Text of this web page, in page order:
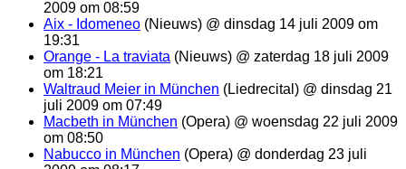
2009 om 08:59
Aix - Idomeneo (Nieuws) @ dinsdag 14 juli 2009 om
19:31
Orange - La traviata (Nieuws) @ zaterdag 18 juli 2009
om 18:21
Waltraud Meier in München (Liedrecital) @ dinsdag 21
juli 2009 om 07:49
Macbeth in München (Opera) @ woensdag 22 juli 2009
om 08:50
Nabucco in München (Opera) @ donderdag 23 juli